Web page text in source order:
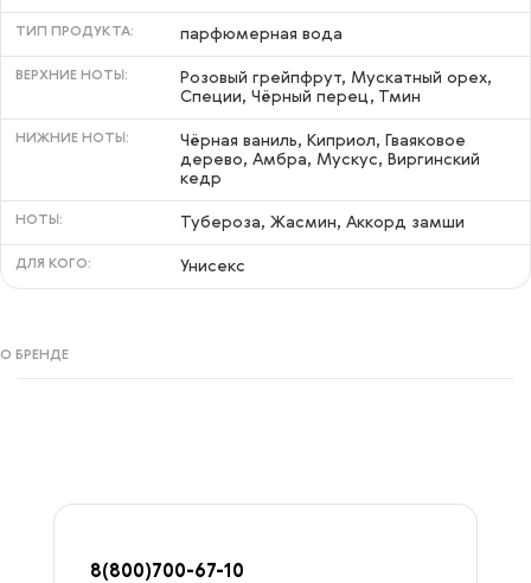
ТИП ПРОДУКТА: парфюмерная вода
ВЕРХНИЕ НОТЫ:
Розовый грейпфрут, Мускатный орех,
Специи, Чёрный перец, Тмин
НИЖНИЕ НОТЫ:
Чёрная ваниль, Киприол, Гваяковое
дерево, Амбра, Мускус, Виргинский
кедр
НОТЫ: Тубероза, Жасмин, Аккорд замши
ДЛЯ КОГО: Унисекс
О БРЕНДЕ
8(800)700-67-10